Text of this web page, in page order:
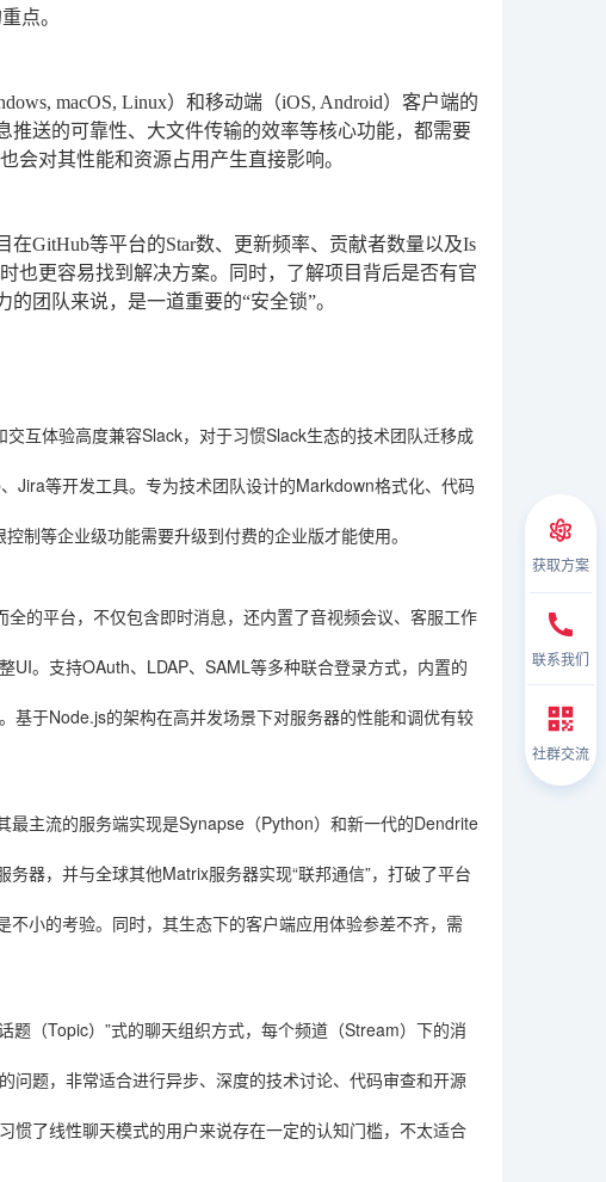
点。
macOS, Linux）和移动端（iOS, Android）客户端的
送的可靠性、大文件传输的效率等核心功能，都需要
会对其性能和资源占用产生直接影响。
GitHub等平台的Star数、更新频率、贡献者数量以及Is
也更容易找到解决方案。同时，了解项目背后是否有官
团队来说，是一道重要的“安全锁”。
互体验高度兼容Slack，对于习惯Slack生态的技术团队迁移成
Jira等开发工具。专为技术团队设计的Markdown格式化、代码
制等企业级功能需要升级到付费的企业版才能使用。
的平台，不仅包含即时消息，还内置了音视频会议、客服工作
UI。支持OAuth、LDAP、SAML等多种联合登录方式，内置的
基于Node.js的架构在高并发场景下对服务器的性能和调优有较
主流的服务端实现是Synapse（Python）和新一代的Dendrite
器，并与全球其他Matrix服务器实现“联邦通信”，打破了平台
小的考验。同时，其生态下的客户端应用体验参差不齐，需
（Topic）”式的聊天组织方式，每个频道（Stream）下的消
问题，非常适合进行异步、深度的技术讨论、代码审查和开源
惯了线性聊天模式的用户来说存在一定的认知门槛，不太适合
获取方案
联系我们
社群交流